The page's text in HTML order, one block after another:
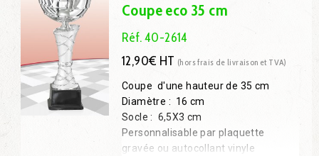
Coupe eco 35 cm
Réf. 40-2614
12,90€ HT (hors frais de livraison et TVA)
Coupe d'une hauteur de 35 cm
Diamètre : 16 cm
Socle : 6,5X3 cm
Personnalisable par plaquette
gravée ou autocollant vinyle